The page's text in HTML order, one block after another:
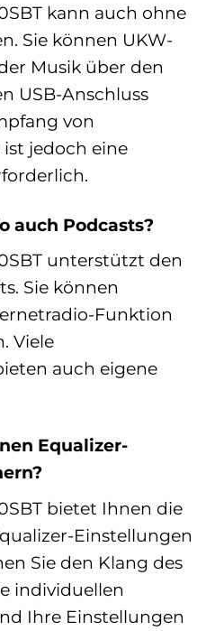
kann auch ohne
Sie können UKW-
Musik über den
USB-Anschluss
von
jedoch eine
auch Podcasts?
unterstützt den
Sie können
Funktion
Viele
auch eigene
Equalizer-
bietet Ihnen die
Einstellungen
Sie den Klang des
individuellen
Ihre Einstellungen